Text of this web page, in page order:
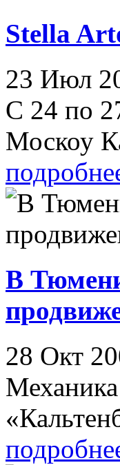
Stella
23 Июл
С 24 по
Москоу
В
28 Окт